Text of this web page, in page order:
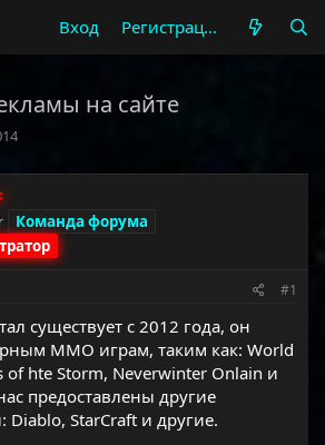
Вход Регистрация
на сайте
Команда форума
#1
существует с 2012 года, он
ММО играм, таким как: World
of hte Storm, Neverwinter Onlain и
предоставлены другие
StarCraft и другие.